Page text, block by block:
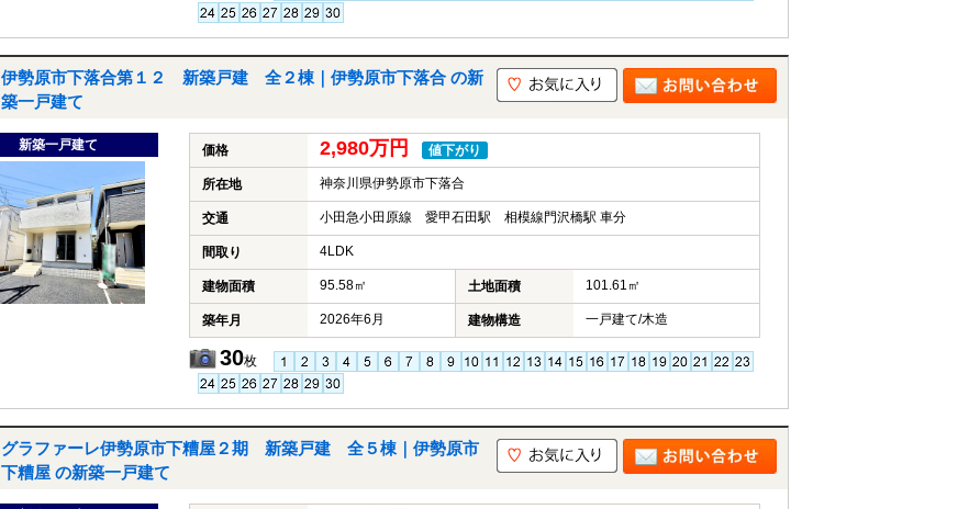
伊勢原市下落合第１２ 新築戸建 全２棟｜伊勢原市下落合 の新
築一戸建て
新築一戸建て 価格 2,980万円 値下がり
所在地 神奈川県伊勢原市下落合
交通 小田急小田原線 愛甲石田駅 相模線門沢橋駅 車分
間取り 4LDK
建物面積 95.58㎡ 土地面積 101.61㎡
築年月 2026年6月 建物構造 一戸建て/木造
30枚
グラファーレ伊勢原市下糟屋２期 新築戸建 全５棟｜伊勢原市
下糟屋 の新築一戸建て